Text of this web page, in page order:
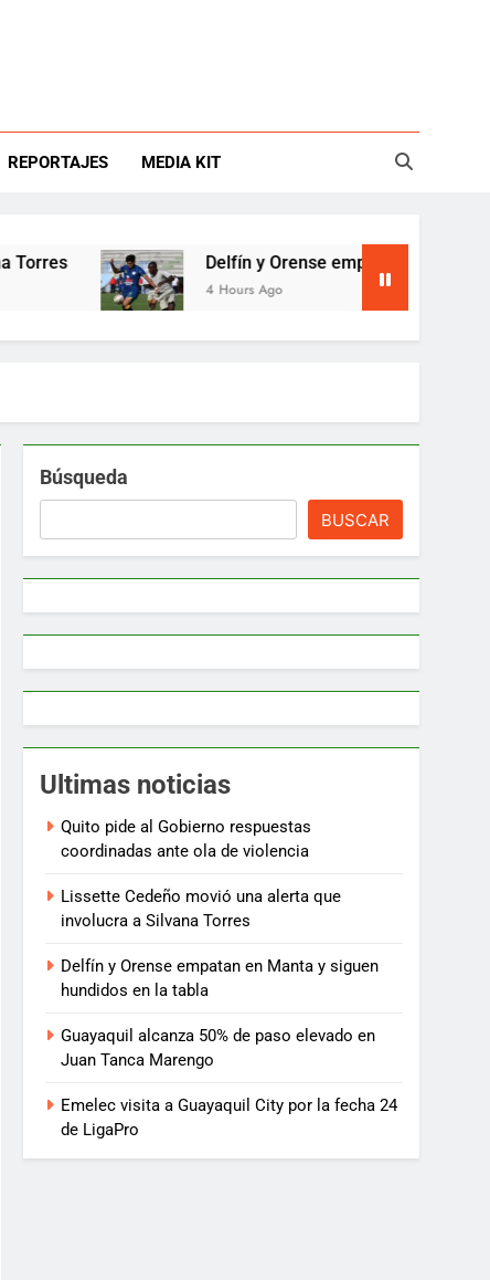
REPORTAJES MEDIA KIT
Delfín y Orense empatan en Manta y
4 Hours Ago
Búsqueda
BUSCAR
Ultimas noticias
Quito pide al Gobierno respuestas
coordinadas ante ola de violencia
Lissette Cedeño movió una alerta que
involucra a Silvana Torres
Delfín y Orense empatan en Manta y siguen
hundidos en la tabla
Guayaquil alcanza 50% de paso elevado en
Juan Tanca Marengo
Emelec visita a Guayaquil City por la fecha 24
de LigaPro